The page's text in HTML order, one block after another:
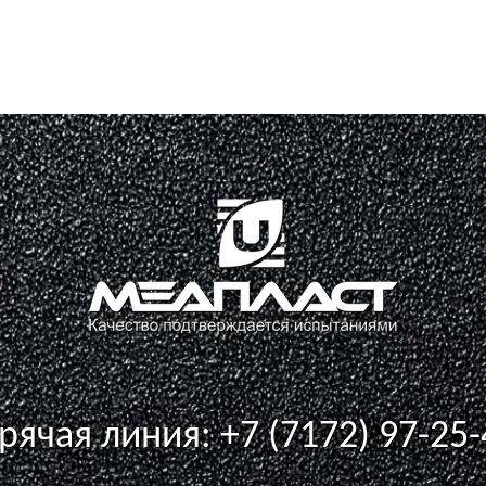
линия:+7 (7172) 97-